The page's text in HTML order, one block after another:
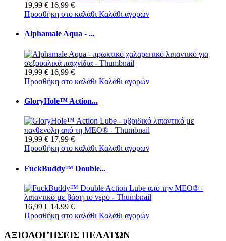
19,99 € 16,99 €
Προσθήκη στο καλάθι Καλάθι αγορών
Alphamale Aqua - ...
19,99 € 16,99 €
Προσθήκη στο καλάθι Καλάθι αγορών
GloryHole™ Action...
19,99 € 17,99 €
Προσθήκη στο καλάθι Καλάθι αγορών
FuckBuddy™ Double...
16,99 € 14,99 €
Προσθήκη στο καλάθι Καλάθι αγορών
ΑΞΙΟΛΟΓΉΣΕΙΣ ΠΕΛΑΤΏΝ